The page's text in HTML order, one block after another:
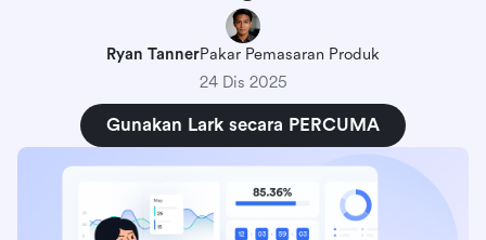
Ryan TannerPakar Pemasaran Produk
24 Dis 2025
Gunakan Lark secara PERCUMA